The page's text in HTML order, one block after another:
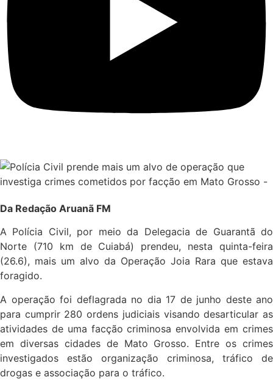
Da Redação Aruanã FM
A Polícia Civil, por meio da Delegacia de Guarantã do
Norte (710 km de Cuiabá) prendeu, nesta quinta-feira
(26.6), mais um alvo da Operação Joia Rara que estava
foragido.
A operação foi deflagrada no dia 17 de junho deste ano
para cumprir 280 ordens judiciais visando desarticular as
atividades de uma facção criminosa envolvida em crimes
em diversas cidades de Mato Grosso. Entre os crimes
investigados estão organização criminosa, tráfico de
drogas e associação para o tráfico.